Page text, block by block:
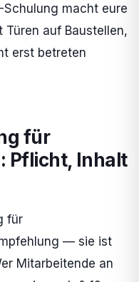
Schulung macht eure
auf Baustellen,
erst betreten
für
Pflicht, Inhalt
für
— sie ist
Mitarbeitende an